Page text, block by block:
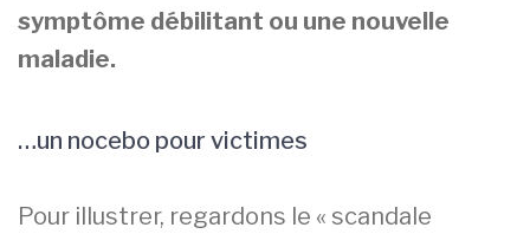
symptôme débilitant ou une nouvelle
maladie.
…un nocebo pour victimes
Pour illustrer, regardons le « scandale